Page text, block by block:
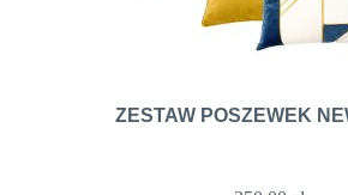
ZESTAW POSZEWEK